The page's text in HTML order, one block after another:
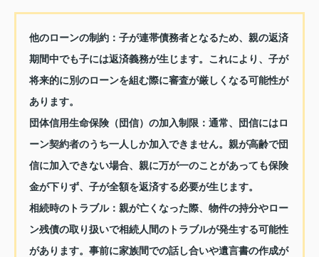
他のローンの制約： 子が連帯債務者となるため、親の返済
期間中でも子には返済義務が生じます。これにより、子が
将来的に別のローンを組む際に審査が厳しくなる可能性が
あります。
団体信用生命保険（団信）の加入制限： 通常、団信にはロ
ーン契約者のうち一人しか加入できません。親が高齢で団
信に加入できない場合、親に万が一のことがあっても保険
金が下りず、子が全額を返済する必要が生じます。
相続時のトラブル： 親が亡くなった際、物件の持分やロー
ン残債の取り扱いで相続人間のトラブルが発生する可能性
があります。事前に家族間での話し合いや遺言書の作成が